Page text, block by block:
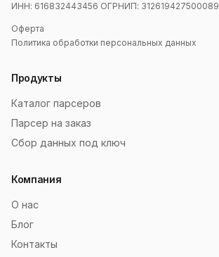
ИНН: 616832443456 ОГРНИП: 312619427500089
Оферта
Политика обработки персональных данных
Продукты
Каталог парсеров
Парсер на заказ
Сбор данных под ключ
Компания
О нас
Блог
Контакты